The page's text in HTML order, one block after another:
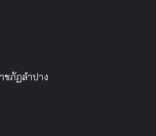
ชภัฏลำปาง